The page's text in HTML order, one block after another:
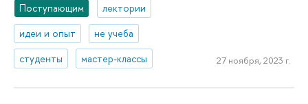
Поступающим
лектории
идеи и опыт
не учеба
студенты
мастер-классы 27 ноября, 2023 г.